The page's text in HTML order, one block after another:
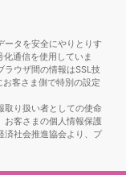
ータを安全にやりとりす
通信を使用していま
ラウザ間の情報はSSL技
客さま側で特別の設定
取り扱い者としての使命
お客さまの個人情報保護
済社会推進協会より、プ